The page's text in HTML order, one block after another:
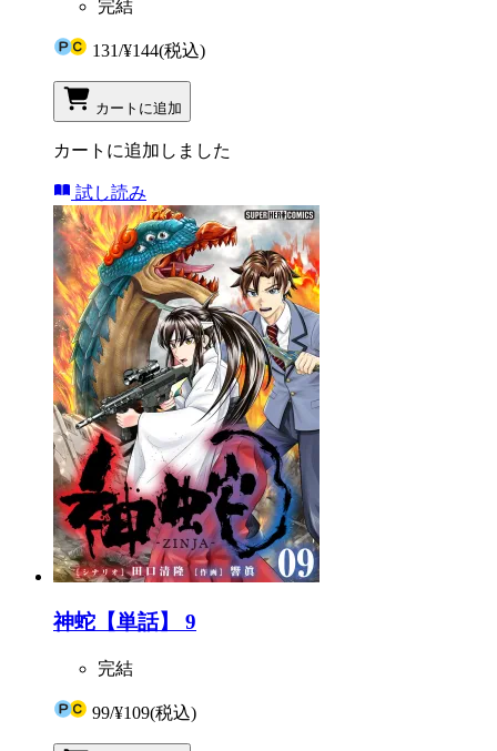
完結
131/¥144(税込)
カートに追加
カートに追加しました
試し読み
神蛇【単話】 9
完結
99/¥109(税込)